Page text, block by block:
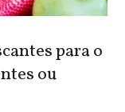
para o
ou